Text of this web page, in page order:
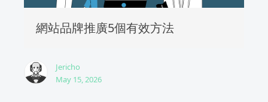
網站品牌推廣5個有效方法
Jericho
May 15, 2026